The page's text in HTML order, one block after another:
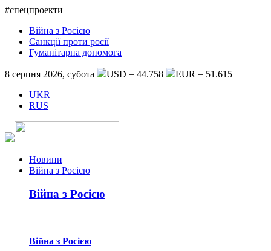
#спецпроекти
Війна з Росією
Санкції проти росії
Гуманітарна допомога
8 серпня 2026, субота USD = 44.758
EUR = 51.615
UKR
RUS
Новини
Війна з Росією
Війна з Росією
Війна з Росією